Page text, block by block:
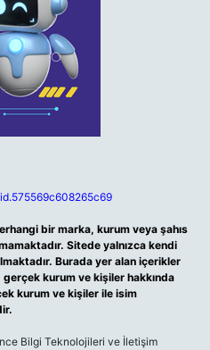
bir marka, kurum veya şahıs
Sitede yalnızca kendi
Burada yer alan içerikler
kurum ve kişiler hakkında
kurum ve kişiler ile isim
Bilgi Teknolojileri ve İletişim